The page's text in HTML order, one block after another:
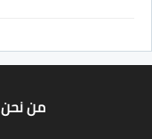
من نحن